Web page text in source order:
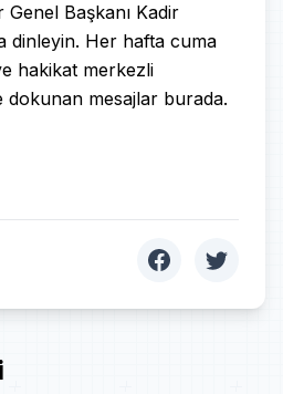
Genel Başkanı Kadir
dinleyin. Her hafta cuma
hakikat merkezli
mesajlar burada.